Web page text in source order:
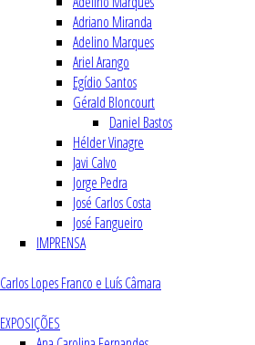
Adriano Miranda
Adelino Marques
Ariel Arango
Egídio Santos
Gérald Bloncourt
Daniel Bastos
Hélder Vinagre
Javi Calvo
Jorge Pedra
José Carlos Costa
José Fangueiro
IMPRENSA
Carlos Lopes Franco e Luís Câmara
EXPOSIÇÕES